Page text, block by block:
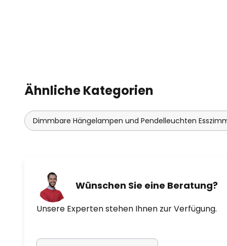
Ähnliche Kategorien
Dimmbare Hängelampen und Pendelleuchten
Wünschen Sie eine Beratung?
Unsere Experten stehen Ihnen zur Verfügung.